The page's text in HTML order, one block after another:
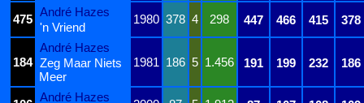
475
André Hazes
1980 378 4 298 447 466 415 378
'n Vriend
184
André Hazes
1981 186 5 1.456 191 199 232 186
Zeg Maar Niets
Meer
André Hazes